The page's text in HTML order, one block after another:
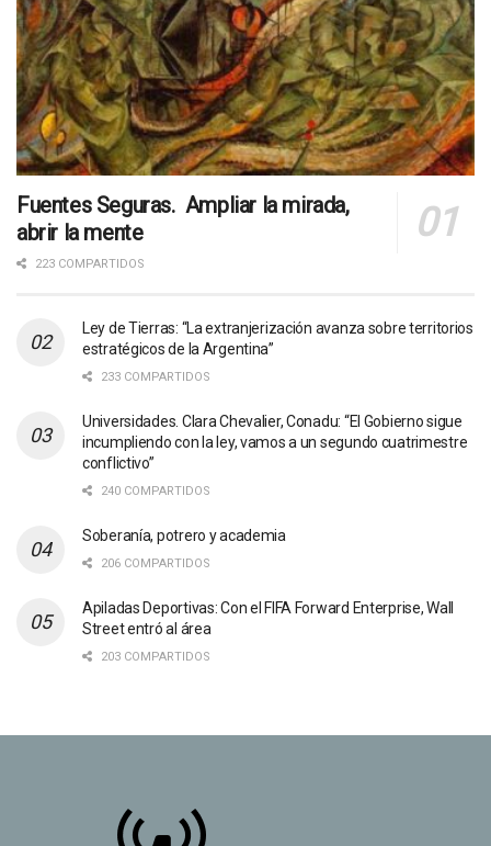
Fuentes Seguras. Ampliar la mirada,
abrir la mente
223 COMPARTIDOS
Ley de Tierras: “La extranjerización avanza sobre territorios
estratégicos de la Argentina”
233 COMPARTIDOS
Universidades. Clara Chevalier, Conadu: “El Gobierno sigue
incumpliendo con la ley, vamos a un segundo cuatrimestre
conflictivo”
240 COMPARTIDOS
Soberanía, potrero y academia
206 COMPARTIDOS
Apiladas Deportivas: Con el FIFA Forward Enterprise, Wall
Street entró al área
203 COMPARTIDOS